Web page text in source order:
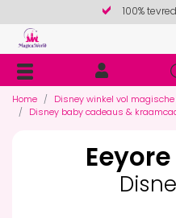
100%
Home
Disney winkel vol
Disney baby cadeaus &